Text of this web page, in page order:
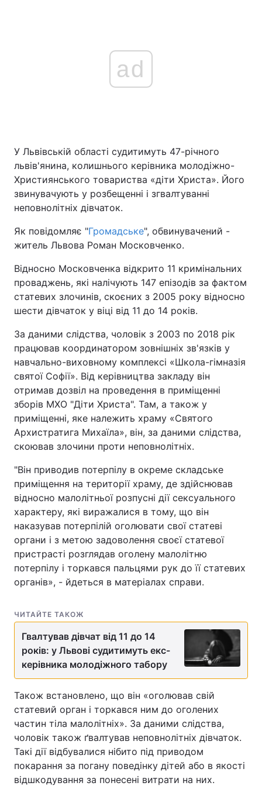
ad
У Львівській області судитимуть 47-річного
львів'янина, колишнього керівника молодіжно-
Християнського товариства «діти Христа». Його
звинувачують у розбещенні і згвалтуванні
неповнолітніх дівчаток.
Як повідомляє "Громадське", обвинувачений -
житель Львова Роман Московченко.
Відносно Московченка відкрито 11 кримінальних
проваджень, які налічують 147 епізодів за фактом
статевих злочинів, скоєних з 2005 року відносно
шести дівчаток у віці від 11 до 14 років.
За даними слідства, чоловік з 2003 по 2018 рік
працював координатором зовнішніх зв'язків у
навчально-виховному комплексі «Школа-гімназія
святої Софії». Від керівництва закладу він
отримав дозвіл на проведення в приміщенні
зборів МХО "Діти Христа". Там, а також у
приміщенні, яке належить храму «Святого
Архистратига Михаїла», він, за даними слідства,
скоював злочини проти неповнолітніх.
"Він приводив потерпілу в окреме складське
приміщення на території храму, де здійснював
відносно малолітньої розпусні дії сексуального
характеру, які виражалися в тому, що він
наказував потерпілій оголювати свої статеві
органи і з метою задоволення своєї статевої
пристрасті розглядав оголену малолітню
потерпілу і торкався пальцями рук до її статевих
органів», - йдеться в матеріалах справи.
ЧИТАЙТЕ ТАКОЖ
Гвалтував дівчат від 11 до 14
років: у Львові судитимуть екс-
керівника молодіжного табору
Також встановлено, що він «оголював свій
статевий орган і торкався ним до оголених
частин тіла малолітніх». За даними слідства,
чоловік також ґвалтував неповнолітніх дівчаток.
Такі дії відбувалися нібито під приводом
покарання за погану поведінку дітей або в якості
відшкодування за понесені витрати на них.